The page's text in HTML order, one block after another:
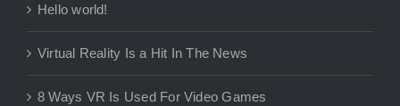
Hello world!
Virtual Reality Is a Hit In The News
8 Ways VR Is Used For Video Games